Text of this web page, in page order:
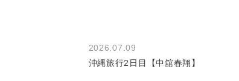
2026.07.09
沖縄旅行2日目【中舘春翔】